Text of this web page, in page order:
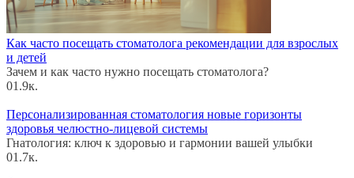
Как часто посещать стоматолога рекомендации для взрослых
и детей
Зачем и как часто нужно посещать стоматолога?
01.9к.
Персонализированная стоматология новые горизонты
здоровья челюстно-лицевой системы
Гнатология: ключ к здоровью и гармонии вашей улыбки
01.7к.